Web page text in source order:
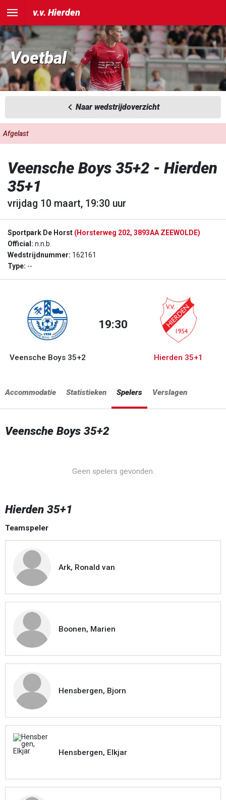
v.v. Hierden
Voetbal
Naar wedstrijdoverzicht
Afgelast
Veensche Boys 35+2 - Hierden
35+1
vrijdag 10 maart, 19:30 uur
Sportpark De Horst (Horsterweg 202, 3893AA ZEEWOLDE)
Official: n.n.b.
Wedstrijdnummer: 162161
Type: --
Veensche Boys 35+2
19:30
Hierden 35+1
Accommodatie Statistieken Spelers Verslagen
Veensche Boys 35+2
Geen spelers gevonden.
Hierden 35+1
Teamspeler
Ark, Ronald van
Boonen, Marien
Hensbergen, Bjorn
Hensbergen, Elkjar